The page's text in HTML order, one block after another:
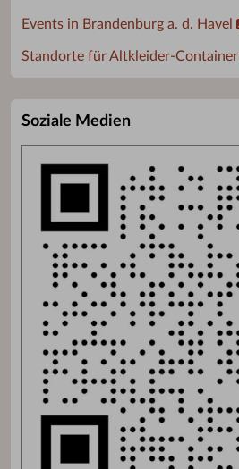
Events in Brandenburg a. d. Havel
Standorte für Altkleider-Container
Soziale Medien